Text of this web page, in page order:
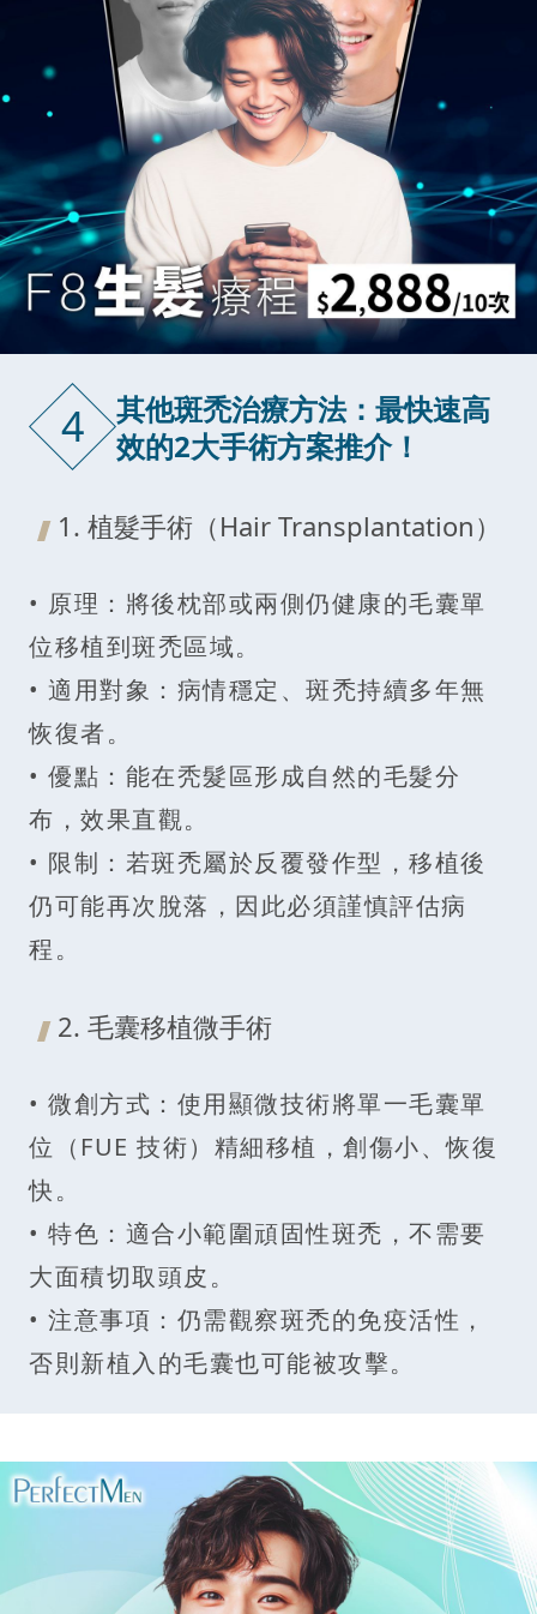
4
其他斑禿治療方法：最快速高
效的2大手術方案推介！
1. 植髮手術（Hair Transplantation）
• 原理：將後枕部或兩側仍健康的毛囊單
位移植到斑禿區域。
• 適用對象：病情穩定、斑禿持續多年無
恢復者。
• 優點：能在秃髮區形成自然的毛髮分
布，效果直觀。
• 限制：若斑禿屬於反覆發作型，移植後
仍可能再次脫落，因此必須謹慎評估病
程。
2. 毛囊移植微手術
• 微創方式：使用顯微技術將單一毛囊單
位（FUE 技術）精細移植，創傷小、恢復
快。
• 特色：適合小範圍頑固性斑禿，不需要
大面積切取頭皮。
• 注意事項：仍需觀察斑禿的免疫活性，
否則新植入的毛囊也可能被攻擊。